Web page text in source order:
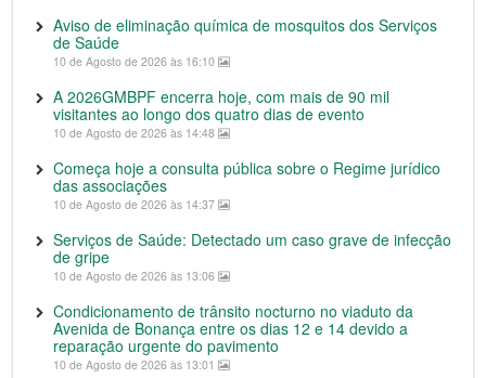
Aviso de eliminação química de mosquitos dos Serviços
de Saúde
10 de Agosto de 2026 às 16:10
A 2026GMBPF encerra hoje, com mais de 90 mil
visitantes ao longo dos quatro dias de evento
10 de Agosto de 2026 às 14:48
Começa hoje a consulta pública sobre o Regime jurídico
das associações
10 de Agosto de 2026 às 14:37
Serviços de Saúde: Detectado um caso grave de infecção
de gripe
10 de Agosto de 2026 às 13:06
Condicionamento de trânsito nocturno no viaduto da
Avenida de Bonança entre os dias 12 e 14 devido a
reparação urgente do pavimento
10 de Agosto de 2026 às 13:01